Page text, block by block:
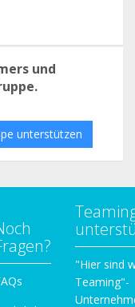
und
unterstützen
"Hier sind
Teaming"-